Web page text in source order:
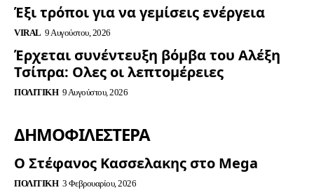
Έξι τρόποι για να γεμίσεις ενέργεια
VIRAL 9 Αυγούστου, 2026
Έρχεται συνέντευξη βόμβα του Αλέξη
Τσίπρα: Ολες οι λεπτομέρειες
ΠΟΛΙΤΙΚΉ 9 Αυγούστου, 2026
ΔΗΜΟΦΙΛΈΣΤΕΡΑ
Ο Στέφανος Κασσελακης στο Mega
ΠΟΛΙΤΙΚΉ 3 Φεβρουαρίου, 2026